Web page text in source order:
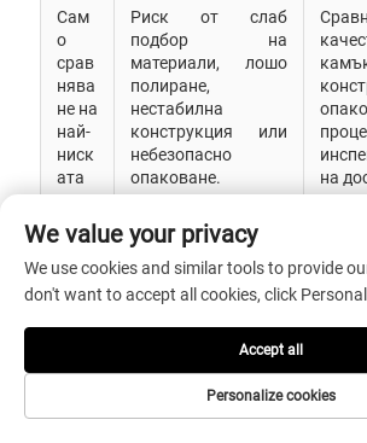
Сам
о
срав
нява
не на
най-
ниск
ата
цена
Риск от слаб
подбор на
материали, лошо
полиране,
нестабилна
конструкция или
небезопасно
опаковане.
на
пров
еряв
а
овка
пред
дълги разстояния
може да причини
увреждане на
ъглите, чупене на
ръбовете или
драскотини по
повърхността.
на
We value your privacy
We use cookies and similar tools to provide
don't want to accept all cookies, click
Personalize cookies
Accept all